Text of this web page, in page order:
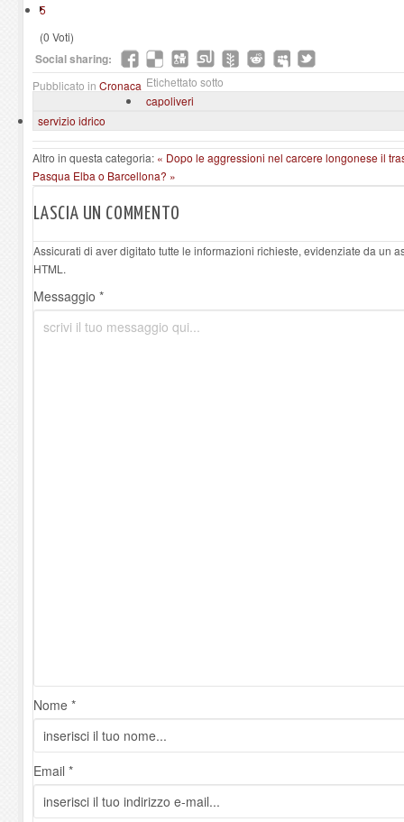
5
(0 Voti)
Social sharing:
Pubblicato in Cronaca Etichettato sotto
capoliveri
servizio idrico
Altro in questa categoria: « Dopo le aggressioni nel carcere longonese il
Pasqua Elba o Barcellona? »
LASCIA UN COMMENTO
Assicurati di aver digitato tutte le informazioni richieste, evidenziate da un
HTML.
Messaggio *
Nome *
Email *